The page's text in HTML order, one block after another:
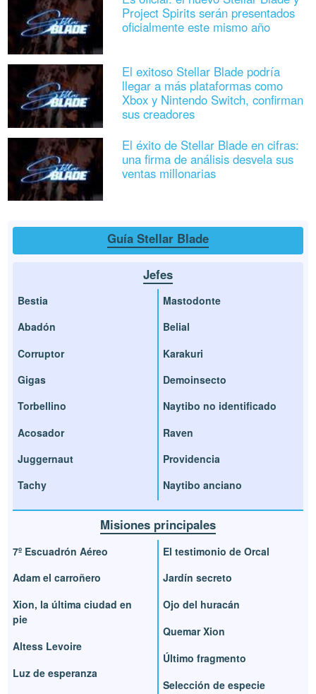
Project Spirits serán presentados
oficialmente este mismo año
El exitoso Stellar Blade podría
llegar a más plataformas como
Xbox y Nintendo Switch, confirman
sus creadores
El éxito de Stellar Blade en cifras:
una firma de análisis desvela sus
ventas millonarias
Guía Stellar Blade
Jefes
Bestia
Abadón
Corruptor
Gigas
Torbellino
Acosador
Juggernaut
Tachy
Mastodonte
Belial
Karakuri
Demoinsecto
Naytibo no identificado
Raven
Providencia
Naytibo anciano
Misiones principales
7º Escuadrón Aéreo
Adam el carroñero
Xion, la última ciudad en
pie
Altess Levoire
Luz de esperanza
El testimonio de Orcal
Jardín secreto
Ojo del huracán
Quemar Xion
Último fragmento
Selección de especie